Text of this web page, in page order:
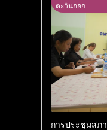
ตะวันออก
การประชุมสภ